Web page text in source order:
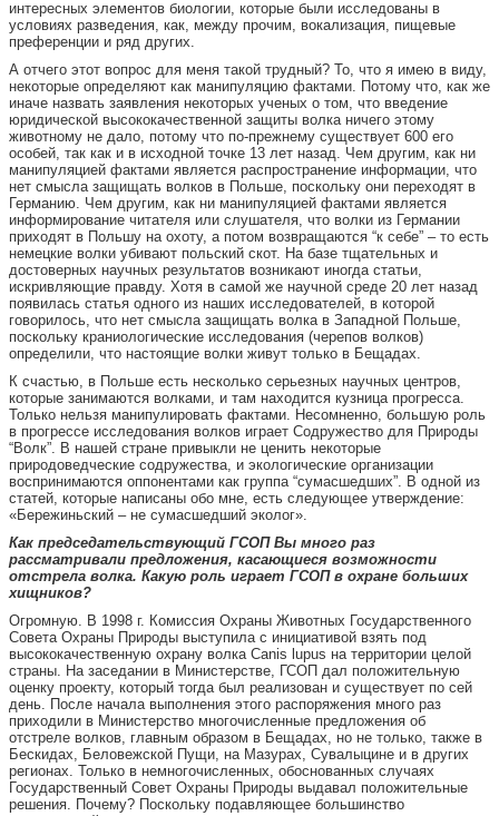
интересных элементов биологии, которые были исследованы в
условиях разведения, как, между прочим, вокализация, пищевые
преференции и ряд других.
А отчего этот вопрос для меня такой трудный? То, что я имею в виду,
некоторые определяют как манипуляцию фактами. Потому что, как же
иначе назвать заявления некоторых ученых о том, что введение
юридической высококачественной защиты волка ничего этому
животному не дало, потому что по-прежнему существует 600 его
особей, так как и в исходной точке 13 лет назад. Чем другим, как ни
манипуляцией фактами является распространение информации, что
нет смысла защищать волков в Польше, поскольку они переходят в
Германию. Чем другим, как ни манипуляцией фактами является
информирование читателя или слушателя, что волки из Германии
приходят в Польшу на охоту, а потом возвращаются “к себе” – то есть
немецкие волки убивают польский скот. На базе тщательных и
достоверных научных результатов возникают иногда статьи,
искривляющие правду. Хотя в самой же научной среде 20 лет назад
появилась статья одного из наших исследователей, в которой
говорилось, что нет смысла защищать волка в Западной Польше,
поскольку краниологические исследования (черепов волков)
определили, что настоящие волки живут только в Бещадах.
К счастью, в Польше есть несколько серьезных научных центров,
которые занимаются волками, и там находится кузница прогресса.
Только нельзя манипулировать фактами. Несомненно, большую роль
в прогрессе исследования волков играет Содружество для Природы
“Волк”. В нашей стране привыкли не ценить некоторые
природоведческие содружества, и экологические организации
воспринимаются оппонентами как группа “сумасшедших”. В одной из
статей, которые написаны обо мне, есть следующее утверждение:
«Бережиньский – не сумасшедший эколог».
Как председательствующий ГСОП Вы много раз
рассматривали предложения, касающиеся возможности
отстрела волка. Какую роль играет ГСОП в охране больших
хищников?
Огромную. В 1998 г. Комиссия Охраны Животных Государственного
Совета Охраны Природы выступила с инициативой взять под
высококачественную охрану волка Canis lupus на территории целой
страны. На заседании в Министерстве, ГСОП дал положительную
оценку проекту, который тогда был реализован и существует по сей
день. После начала выполнения этого распоряжения много раз
приходили в Министерство многочисленные предложения об
отстреле волков, главным образом в Бещадах, но не только, также в
Бескидах, Беловежской Пущи, на Мазурах, Сувалыцине и в других
регионах. Только в немногочисленных, обоснованных случаях
Государственный Совет Охраны Природы выдавал положительные
решения. Почему? Поскольку подавляющее большинство